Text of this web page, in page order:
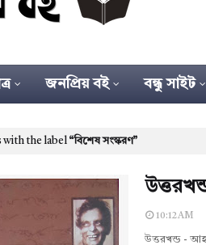
জনপ্রিয় বই বন্ধু সাইট
with the label বিশেষ সংস্করণ
10:12 AM
উত্তরখন্ড -